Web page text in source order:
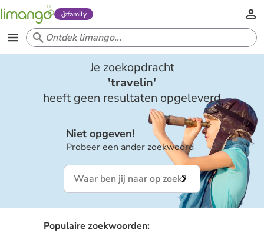
family
Je zoekopdracht
'travelin'
heeft geen resultaten opgeleverd
Niet opgeven!
Probeer een ander zoekwoord
Populaire zoekwoorden: